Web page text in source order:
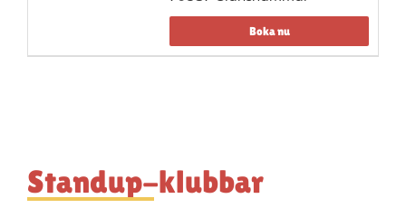
Boka nu
Standup-klubbar